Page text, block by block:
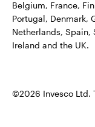
Belgium, France,
Portugal, Denmark,
Netherlands, Spain,
Ireland and the UK.
©2026 Invesco Ltd.